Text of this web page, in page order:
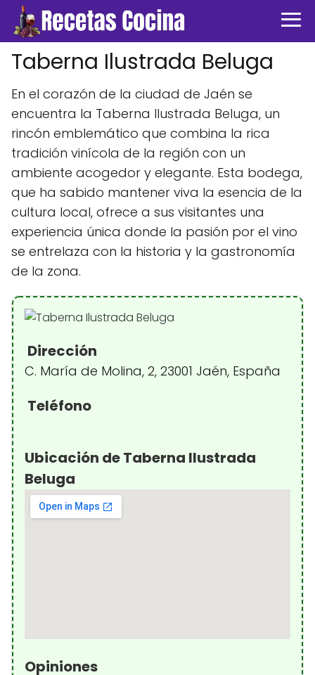
Taberna Ilustrada Beluga
En el corazón de la ciudad de Jaén se
encuentra la Taberna Ilustrada Beluga, un
rincón emblemático que combina la rica
tradición vinícola de la región con un
ambiente acogedor y elegante. Esta bodega,
que ha sabido mantener viva la esencia de la
cultura local, ofrece a sus visitantes una
experiencia única donde la pasión por el vino
se entrelaza con la historia y la gastronomía
de la zona.
Dirección
C. María de Molina, 2, 23001 Jaén, España
Teléfono
Ubicación de Taberna Ilustrada
Beluga
Opiniones